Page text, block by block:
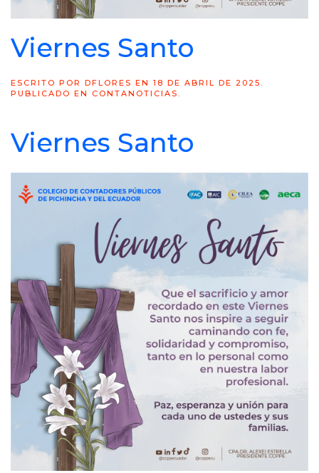
Viernes Santo
ESCRITO POR DFLORES EN 18 DE ABRIL DE 2025 .
PUBLICADO EN CONTANOTICIAS .
Viernes Santo